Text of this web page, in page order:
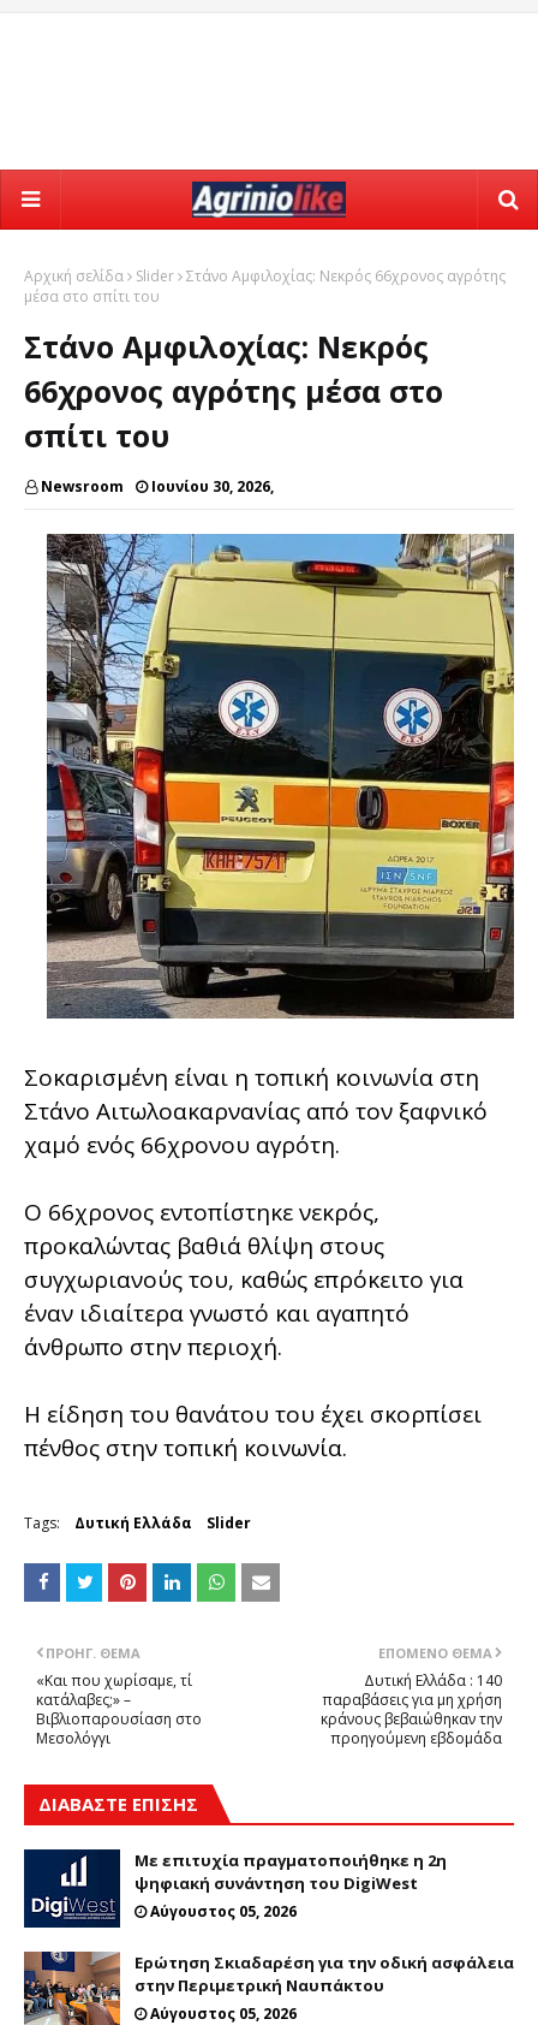
Αρχική σελίδα Slider Στάνο Αμφιλοχίας: Νεκρός 66χρονος αγρότης
μέσα στο σπίτι του
Στάνο Αμφιλοχίας: Νεκρός
66χρονος αγρότης μέσα στο
σπίτι του
Newsroom Ιουνίου 30, 2026,
Σοκαρισμένη είναι η τοπική κοινωνία στη
Στάνο Αιτωλοακαρνανίας από τον ξαφνικό
χαμό ενός 66χρονου αγρότη.
Ο 66χρονος εντοπίστηκε νεκρός,
προκαλώντας βαθιά θλίψη στους
συγχωριανούς του, καθώς επρόκειτο για
έναν ιδιαίτερα γνωστό και αγαπητό
άνθρωπο στην περιοχή.
Η είδηση του θανάτου του έχει σκορπίσει
πένθος στην τοπική κοινωνία.
Tags: Δυτική Ελλάδα Slider
ΕΠΌΜΕΝΟ ΘΈΜΑ
Δυτική Ελλάδα : 140
παραβάσεις για μη χρήση
κράνους βεβαιώθηκαν την
προηγούμενη εβδομάδα
ΠΡΟΗΓ. ΘΈΜΑ
«Και που χωρίσαμε, τί
κατάλαβες;» –
Βιβλιοπαρουσίαση στο
Μεσολόγγι
ΔΙΑΒΑΣΤΕ ΕΠΙΣΗΣ
Με επιτυχία πραγματοποιήθηκε η 2η
ψηφιακή συνάντηση του DigiWest
Αύγουστος 05, 2026
Ερώτηση Σκιαδαρέση για την οδική ασφάλεια
στην Περιμετρική Ναυπάκτου
Αύγουστος 05, 2026